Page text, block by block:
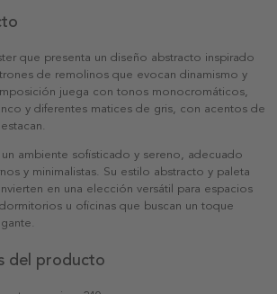
que presenta un diseño abstracto inspirado
de remolinos que evocan dinamismo y
juega con tonos monocromáticos,
y diferentes matices de gris, con acentos de
ambiente sofisticado y sereno, adecuado
y minimalistas. Su estilo abstracto y paleta
en una elección versátil para espacios
u oficinas que buscan un toque
del producto